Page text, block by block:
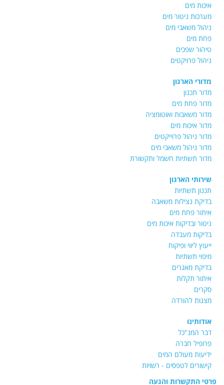
איכות מים
מערכות ניטור מים
ניהול משאבי מים
פחת מים
טיהור שפכים
ניהול פרויקטים
מדורי הארגון
מדור תכנון
מדור פחת מים
מדור משאבות ואוטומציה
מדור איכות מים
מדור ניהול פרוייקטים
מדור ניהול משאבי מים
מדור תשתיות חשמל ותקשורת
שירותי הארגון
תכנון תשתיות
בדיקת נצילות משאבה
איתור פחת מים
ניטור ובדיקות איכות מים
בדיקות מעבדה
ייעוץ ליווי ופיקוח
מיפוי תשתיות
בדיקת מאגרים
איתור תקלות
סקרים
מצגות להורדה
אודותינו
דבר המנ"כל
פרופיל חברה
ידיעות מעולם המים
קישורים לטפסים - רשויות
פרטי התקשרות והגעה